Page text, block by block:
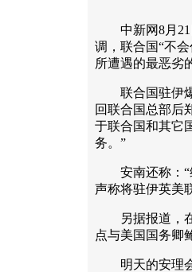
中新网8月21
调，联合国“不
所遭遇的最恶劣
联合国驻伊爆
回联合国总部后
于联合国和其它
务。”
安南还称：“
声称将驻伊英美
另据报道，在
点与美国国务卿
明天的安理会